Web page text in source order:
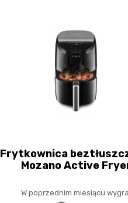
Frytkownica
Mozano Active
W poprzednim miesiącu